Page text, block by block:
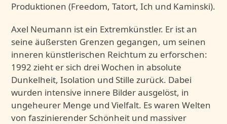
Produktionen (Freedom, Tatort, Ich und Kaminski).
Axel Neumann ist ein Extremkünstler. Er ist an
seine äußersten Grenzen gegangen, um seinen
inneren künstlerischen Reichtum zu erforschen:
1992 zieht er sich drei Wochen in absolute
Dunkelheit, Isolation und Stille zurück. Dabei
wurden intensive innere Bilder ausgelöst, in
ungeheurer Menge und Vielfalt. Es waren Welten
von faszinierender Schönheit und massiver